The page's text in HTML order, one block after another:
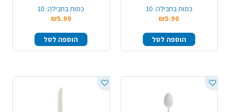
כמות בחבילה: 10
₪5.90
הוספה לסל
כמות בחבילה: 10
₪5.90
הוספה לסל